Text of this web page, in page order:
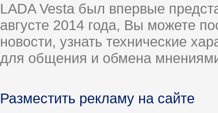
LADA Vesta был впервые
августе 2014 года, Вы можете
новости, узнать технические
для общения и обмена
Разместить рекламу на сайте